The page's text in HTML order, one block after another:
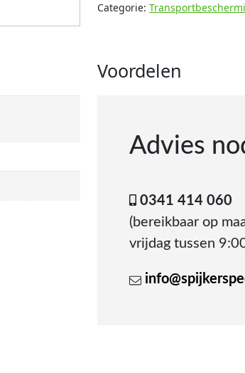
Categorie:
Voordelen
Advies
0341 414 060
(bereikbaar op
vrijdag tussen